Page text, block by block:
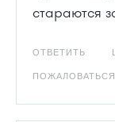
стараются
ОТВЕТИТЬ
ПОЖАЛОВАТЬСЯ